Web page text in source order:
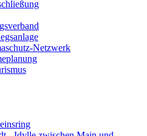
Netzwerk